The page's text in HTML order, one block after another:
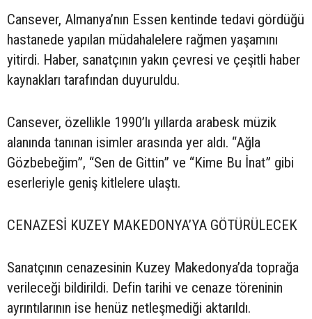
Cansever, Almanya’nın Essen kentinde tedavi gördüğü
hastanede yapılan müdahalelere rağmen yaşamını
yitirdi. Haber, sanatçının yakın çevresi ve çeşitli haber
kaynakları tarafından duyuruldu.
Cansever, özellikle 1990’lı yıllarda arabesk müzik
alanında tanınan isimler arasında yer aldı. “Ağla
Gözbebeğim”, “Sen de Gittin” ve “Kime Bu İnat” gibi
eserleriyle geniş kitlelere ulaştı.
CENAZESİ KUZEY MAKEDONYA’YA GÖTÜRÜLECEK
Sanatçının cenazesinin Kuzey Makedonya’da toprağa
verileceği bildirildi. Defin tarihi ve cenaze töreninin
ayrıntılarının ise henüz netleşmediği aktarıldı.